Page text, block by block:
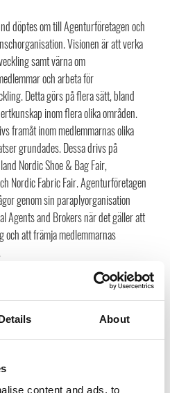
About
content and ads, to
döptes om till Agenturföretagen och
Visionen är att verka
samt värna om
och arbeta för
Detta görs på flera sätt, bland
inom flera olika områden.
framåt inom medlemmarnas olika
grundades. Dessa drivs på
Nordic Shoe & Bag Fair,
Nordic Fabric Fair. Agenturföretagen
genom sin paraplyorganisation
Agents and Brokers när det gäller att
att främja medlemmarnas
visar tygkollektioner, accessoarer
och varumärken, adderas
digitaliseringen och behovet av att
säsongen. Under 2009 etablerades